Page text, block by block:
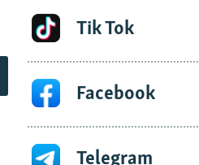
Tik Tok
Facebook
Telegram